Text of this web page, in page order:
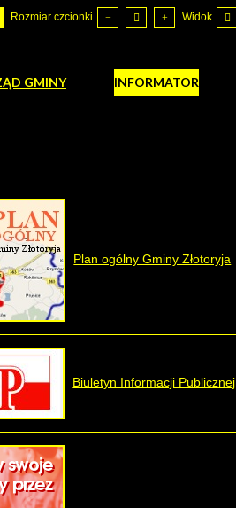
Rozmiar czcionki Widok
GMINY INFORMATOR
Plan ogólny Gminy Złotoryja
Biuletyn Informacji Publicznej